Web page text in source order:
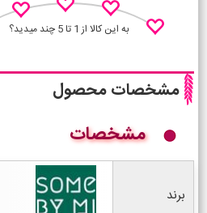
به این کالا از 1 تا 5 چند میدید؟
مشخصات محصول
مشخصات
برند